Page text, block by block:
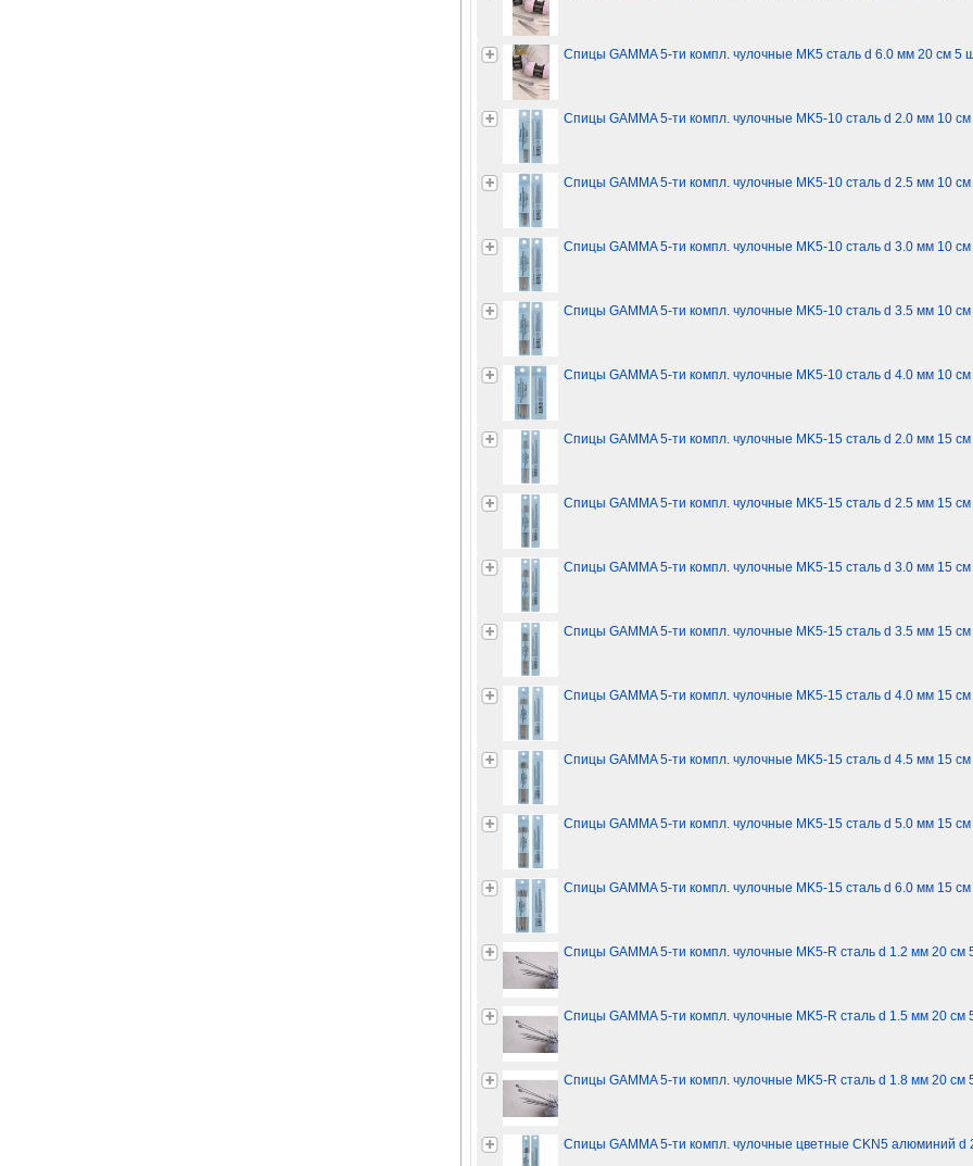
Спицы GAMMA 5-ти компл. чулочные MK5 сталь d 6.0 мм 20 см 5
Спицы GAMMA 5-ти компл. чулочные MK5-10 сталь d 2.0 мм 10
Спицы GAMMA 5-ти компл. чулочные MK5-10 сталь d 2.5 мм 10
Спицы GAMMA 5-ти компл. чулочные MK5-10 сталь d 3.0 мм 10
Спицы GAMMA 5-ти компл. чулочные MK5-10 сталь d 3.5 мм 10
Спицы GAMMA 5-ти компл. чулочные MK5-10 сталь d 4.0 мм 10
Спицы GAMMA 5-ти компл. чулочные MK5-15 сталь d 2.0 мм 15
Спицы GAMMA 5-ти компл. чулочные MK5-15 сталь d 2.5 мм 15
Спицы GAMMA 5-ти компл. чулочные MK5-15 сталь d 3.0 мм 15
Спицы GAMMA 5-ти компл. чулочные MK5-15 сталь d 3.5 мм 15
Спицы GAMMA 5-ти компл. чулочные MK5-15 сталь d 4.0 мм 15
Спицы GAMMA 5-ти компл. чулочные MK5-15 сталь d 4.5 мм 15
Спицы GAMMA 5-ти компл. чулочные MK5-15 сталь d 5.0 мм 15
Спицы GAMMA 5-ти компл. чулочные MK5-15 сталь d 6.0 мм 15
Спицы GAMMA 5-ти компл. чулочные MK5-R сталь d 1.2 мм 20 см
Спицы GAMMA 5-ти компл. чулочные MK5-R сталь d 1.5 мм 20 см
Спицы GAMMA 5-ти компл. чулочные MK5-R сталь d 1.8 мм 20 см
Спицы GAMMA 5-ти компл. чулочные цветные CKN5 алюминий d